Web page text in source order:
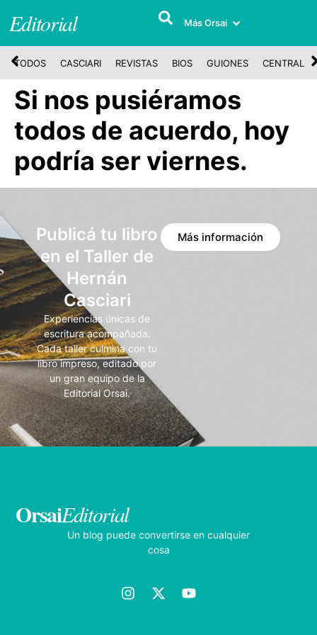
Editorial Más Orsai
TODOS CASCIARI REVISTAS BIOS GUIONES CENTRAL
Si nos pusiéramos
todos de acuerdo, hoy
podría ser viernes.
Publicá tu libro
en el Taller de
Hernán
Casciari
Experiencias únicas de
escritura acompañada.
Cada taller culmina con tu
libro impreso, editado por
un gran equipo de la
Editorial Orsai.
Más información
OrsaiEditorial
Un blog puede convertirse en cualquier
cosa